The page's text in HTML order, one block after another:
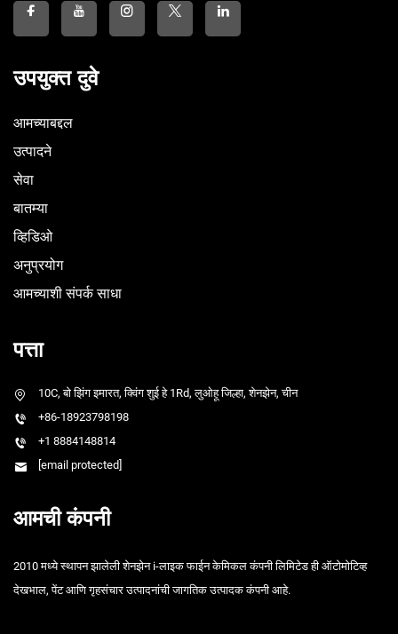
उपयुक्त दुवे
आमच्याबद्दल
उत्पादने
सेवा
बातम्या
व्हिडिओ
अनुप्रयोग
आमच्याशी संपर्क साधा
पत्ता
10C, बो झिंग इमारत, क्विंग शुई हे 1Rd, लुओहू जिल्हा, शेनझेन, चीन
+86-18923798198
+1 8884148814
[email protected]
आमची कंपनी
2010 मध्ये स्थापन झालेली शेनझेन i-लाइक फाईन केमिकल कंपनी लिमिटेड ही ऑटोमोटिव्ह
देखभाल, पेंट आणि गृहसंचार उत्पादनांची जागतिक उत्पादक कंपनी आहे.